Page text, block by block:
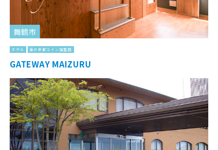
舞鶴市
ホテル 海の京都コイン加盟店
GATEWAY MAIZURU